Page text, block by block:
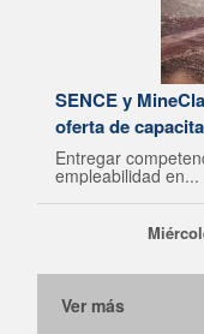
SENCE y
oferta de
Entregar
empleabilidad en...
Ver más